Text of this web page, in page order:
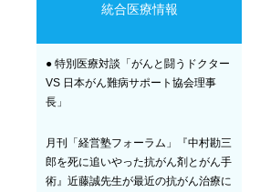
統合医療情報
● 特別医療対談「がんと闘うドクター
VS 日本がん難病サポート協会理事
長」
月刊「経営塾フォーラム」『中村勘三
郎を死に追いやった抗がん剤とがん手
術』近藤誠先生が最近の抗がん治療に